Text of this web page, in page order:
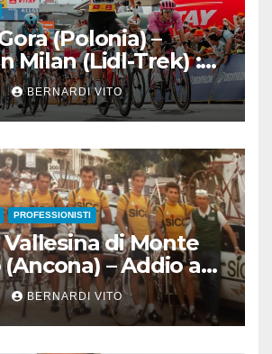
(Polonia) –
Milan (Lidl-Trek) :
tappa di
in maglia gialla
di Polonia
BERNARDI VITO
PROFESSIONISTI
di Monte
– Addio ad
Direttore
rigorosamente
BERNARDI VITO